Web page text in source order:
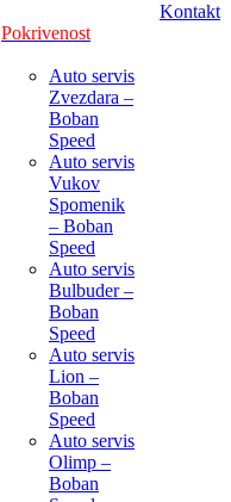
Pokrivenost
Auto servis
Zvezdara –
Boban
Speed
Auto servis
Vukov
Spomenik
– Boban
Speed
Auto servis
Bulbuder –
Boban
Speed
Auto servis
Lion –
Boban
Speed
Auto servis
Olimp –
Boban
Kontakt